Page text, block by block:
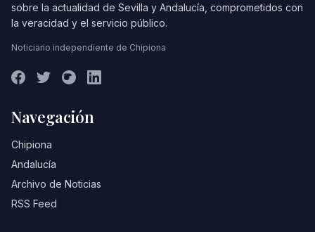
sobre la actualidad de Sevilla y Andalucía, comprometidos con
la veracidad y el servicio público.
Noticiario independiente de Chipiona
Navegación
Chipiona
Andalucía
Archivo de Noticias
RSS Feed